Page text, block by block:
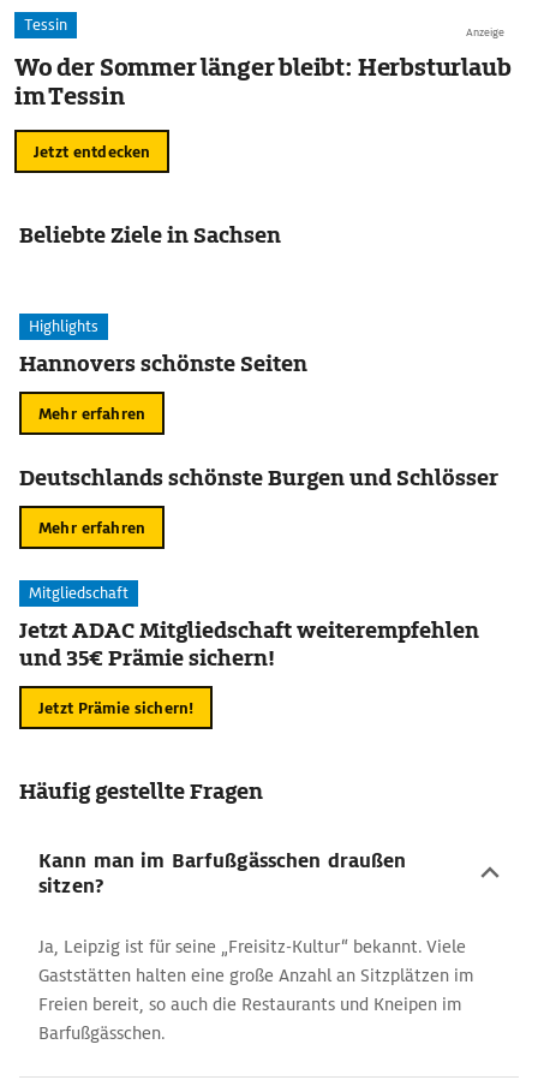
Anzeige
Tessin
Wo der Sommer länger bleibt: Herbsturlaub
im Tessin
Jetzt entdecken
Beliebte Ziele in Sachsen
Highlights
Hannovers schönste Seiten
Mehr erfahren
Deutschlands schönste Burgen und Schlösser
Mehr erfahren
Mitgliedschaft
Jetzt ADAC Mitgliedschaft weiterempfehlen
und 35€ Prämie sichern!
Jetzt Prämie sichern!
Häufig gestellte Fragen
Kann man im Barfußgässchen draußen
sitzen?
Ja, Leipzig ist für seine „Freisitz-Kultur“ bekannt. Viele
Gaststätten halten eine große Anzahl an Sitzplätzen im
Freien bereit, so auch die Restaurants und Kneipen im
Barfußgässchen.